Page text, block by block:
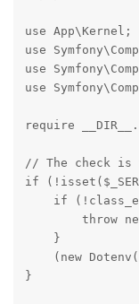
use App\Kernel;
use
use
use
require
// The check is
if
if
throw
    }
(new
}